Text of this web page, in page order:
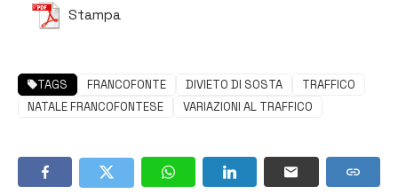
Stampa
TAGS FRANCOFONTE DIVIETO DI SOSTA
TRAFFICO
NATALE FRANCOFONTESE
VARIAZIONI AL TRAFFICO